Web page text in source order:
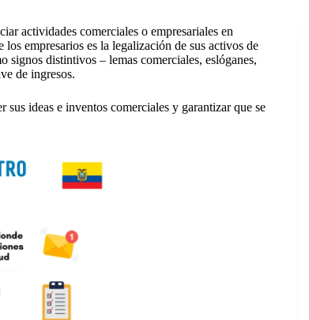
actividades comerciales o empresariales en
empresarios es la legalización de sus activos de
signos distintivos – lemas comerciales, eslóganes,
de ingresos.
ideas e inventos comerciales y garantizar que se